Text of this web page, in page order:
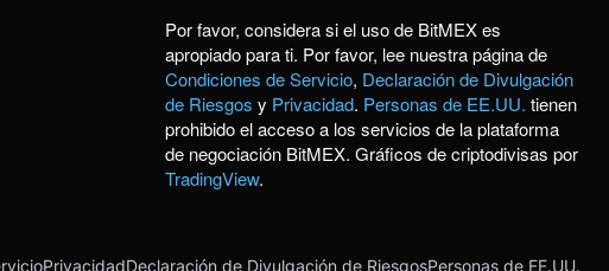
Por favor, considera si el uso de BitMEX es
apropiado para ti. Por favor, lee nuestra página de
Condiciones de Servicio, Declaración de Divulgación
de Riesgos y Privacidad. Personas de EE.UU. tienen
prohibido el acceso a los servicios de la plataforma
de negociación BitMEX. Gráficos de criptodivisas por
TradingView.
PrivacidadDeclaración de Divulgación de RiesgosPersonas de EE.UU.